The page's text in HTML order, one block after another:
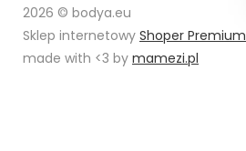
2026 © bodya.eu
Sklep internetowy Shoper Premium
made with <3 by mamezi.pl